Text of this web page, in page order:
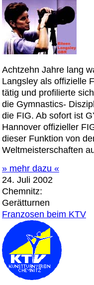
Achtzehn Jahre lang
Langsley als offizielle
tätig und profilierte
die Gymnastics-
die FIG. Ab sofort ist
Hannover offizieller
dieser Funktion von
Weltmeisterschaften
» mehr dazu «
24. Juli 2002
Chemnitz:
Gerätturnen
Franzosen beim KTV